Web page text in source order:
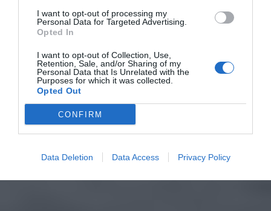
I want to opt-out of processing my
Personal Data for Targeted Advertising.
Opted In
I want to opt-out of Collection, Use,
Retention, Sale, and/or Sharing of my
Personal Data that Is Unrelated with the
Purposes for which it was collected.
Opted Out
CONFIRM
Data Deletion Data Access Privacy Policy